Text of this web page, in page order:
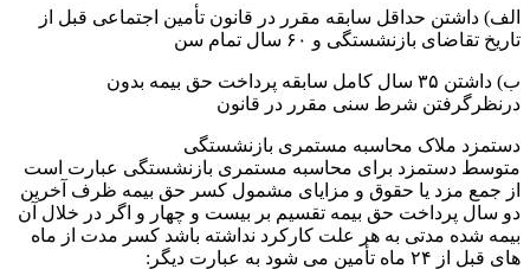
الف) داشتن حداقل سابقه مقرر در قانون تأمین اجتماعی قبل از
تاریخ تقاضای بازنشستگی و ۶۰ سال تمام سن
ب) داشتن ۳۵ سال کامل سابقه پرداخت حق بیمه بدون
درنظرگرفتن شرط سنی مقرر در قانون
دستمزد ملاک محاسبه مستمری بازنشستگی
متوسط دستمزد برای محاسبه مستمری بازنشستگی عبارت است
از جمع مزد یا حقوق و مزایای مشمول کسر حق بیمه ظرف آخرین
دو سال پرداخت حق بیمه تقسیم بر بیست و چهار و اگر در خلال آن
بیمه شده مدتی به هر علت کارکرد نداشته باشد کسر مدت از ماه
های قبل از ۲۴ ماه تأمین می شود به عبارت دیگر: